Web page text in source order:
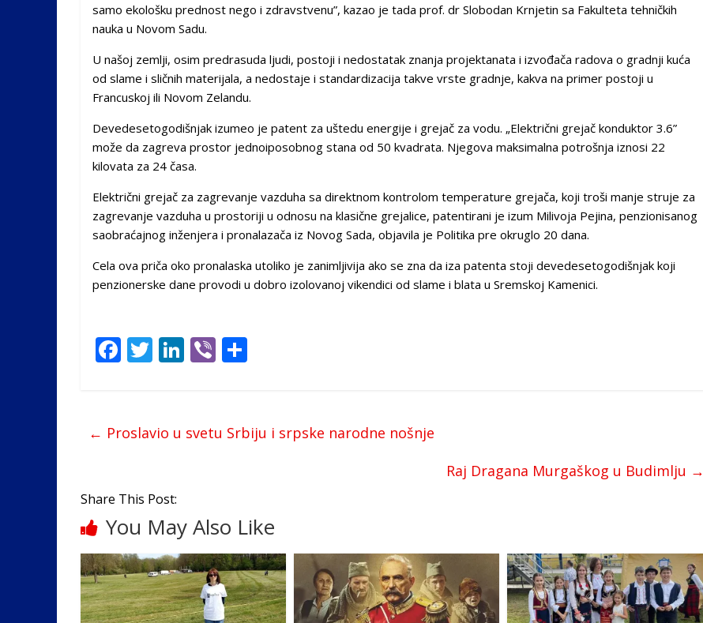
samo ekološku prednost nego i zdravstvenu”, kazao je tada prof. dr Slobodan Krnjetin sa Fakulteta tehničkih
nauka u Novom Sadu.
U našoj zemlji, osim predrasuda ljudi, postoji i nedostatak znanja projektanata i izvođača radova o gradnji kuća
od slame i sličnih materijala, a nedostaje i standardizacija takve vrste gradnje, kakva na primer postoji u
Francuskoj ili Novom Zelandu.
Devedesetogodišnjak izumeo je patent za uštedu energije i grejač za vodu. „Električni grejač konduktor 3.6”
može da zagreva prostor jednoiposobnog stana od 50 kvadrata. Njegova maksimalna potrošnja iznosi 22
kilovata za 24 časa.
Električni grejač za zagrevanje vazduha sa direktnom kontrolom temperature grejača, koji troši manje struje za
zagrevanje vazduha u prostoriji u odnosu na klasične grejalice, patentirani je izum Milivoja Pejina, penzionisanog
saobraćajnog inženjera i pronalazača iz Novog Sada, objavila je Politika pre okruglo 20 dana.
Cela ova priča oko pronalaska utoliko je zanimljivija ako se zna da iza patenta stoji devedesetogodišnjak koji
penzionerske dane provodi u dobro izolovanoj vikendici od slame i blata u Sremskoj Kamenici.
F
b
k
T
er
Li
e
Vi
e
← Proslavio u svetu Srbiju i srpske narodne nošnje
Raj Dragana Murgaškog u Budimlju →
Share This Post:
You May Also Like